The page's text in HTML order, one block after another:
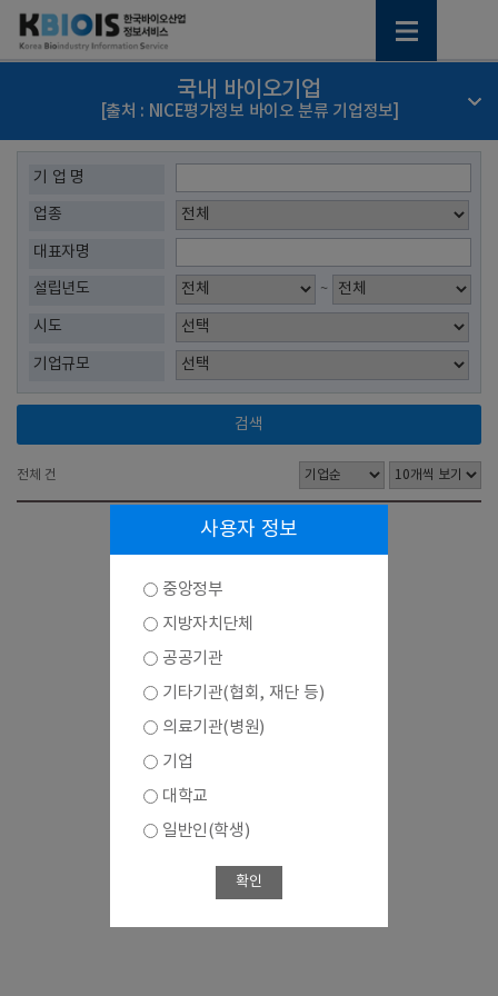
국내 바이오기업
[출처 : NICE평가정보 바이오 분류 기업정보]
기 업 명
업종
대표자명
설립년도 ~
시도
기업규모
검색
전체 건
사용자 정보
중앙정부
지방자치단체
공공기관
기타기관(협회, 재단 등)
의료기관(병원)
기업
대학교
일반인(학생)
확인